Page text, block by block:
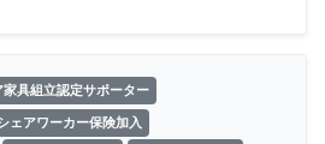
家具組立認定サポーター
ェアワーカー保険加入